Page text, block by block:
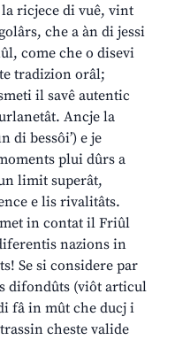
la ricjece di vuê, vint
che a àn di jessi
come che o disevi
tradizion orâl;
il savê autentic
Ancje la
di bessôi’) e je
plui dûrs a
limit superât,
e lis rivalitâts.
in contat il Friûl
nazions in
Se si considere par
difondûts (viôt articul
fâ in mût che ducj i
cheste valide